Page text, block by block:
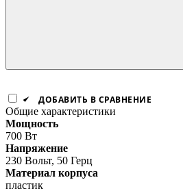
ДОБАВИТЬ В СРАВНЕНИЕ
Общие характеристики
Мощность
700 Вт
Напряжение
230 Вольт, 50 Герц
Материал корпуса
пластик